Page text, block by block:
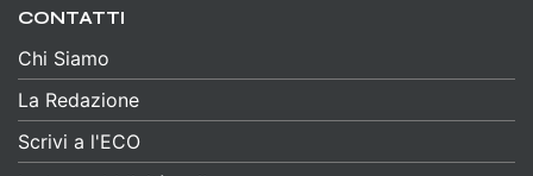
CONTATTI
Chi Siamo
La Redazione
Scrivi a l'ECO